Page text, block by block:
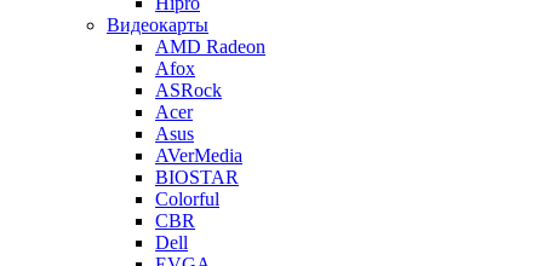
Видеокарты
AMD Radeon
Afox
ASRock
Acer
Asus
AVerMedia
BIOSTAR
Colorful
CBR
Dell